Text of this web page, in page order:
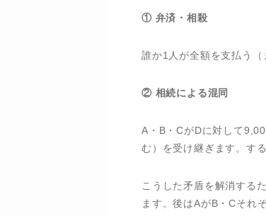
① 弁済・相殺
誰か1人が全額を支払う
② 相続による混同
A・B・CがDに対して
む）を受け継ぎます。す
こうした矛盾を解消する
ます。後はAがB・Cそれ